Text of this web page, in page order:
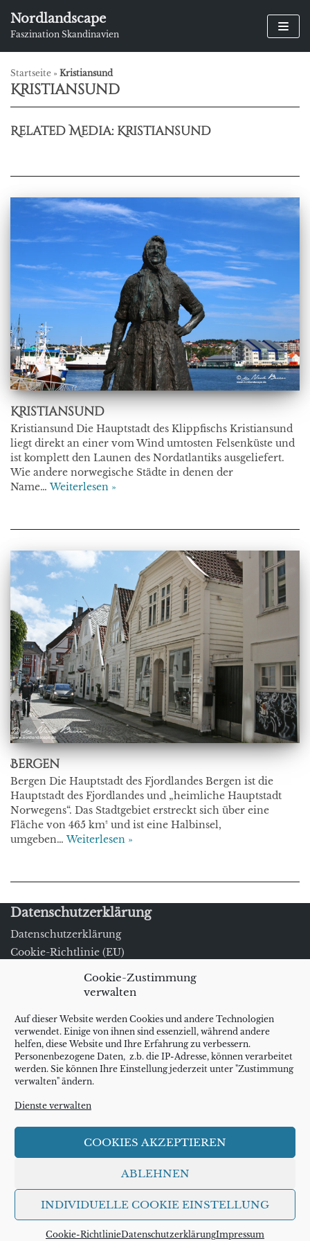
Cookie-Zustimmung
verwalten
Auf dieser Website werden Cookies und andere Technologien
verwendet. Einige von ihnen sind essenziell, während andere
helfen, diese Website und Ihre Erfahrung zu verbessern.
Personenbezogene Daten, z.b. die IP-Adresse, können verarbeitet
werden. Sie können Ihre Einstellung jederzeit unter "Zustimmung
verwalten" ändern.
Dienste verwalten
COOKIES AKZEPTIEREN
ABLEHNEN
INDIVIDUELLE COOKIE EINSTELLUNG
Cookie-RichtlinieDatenschutzerklärungImpressum
Zum
Inhalt
Nordlandscape
Faszination Skandinavien
Startseite » Kristiansund
Kristiansund
Related Media: Kristiansund
Kristiansund
Kristiansund Die Hauptstadt des Klippfischs Kristiansund
liegt direkt an einer vom Wind umtosten Felsenküste und
ist komplett den Launen des Nordatlantiks ausgeliefert.
Wie andere norwegische Städte in denen der
Name…Weiterlesen »
Bergen
Bergen Die Hauptstadt des Fjordlandes Bergen ist die
Hauptstadt des Fjordlandes und „heimliche Hauptstadt
Norwegens“. Das Stadtgebiet erstreckt sich über eine
Fläche von 465 km² und ist eine Halbinsel,
umgeben…Weiterlesen »
Datenschutzerklärung
Datenschutzerklärung
Cookie-Richtlinie (EU)
Impressum/Kontakt
Kontakt
Schlagwörter
Adlerstraße Althing Atlanterhavsveien Atlantikstraße
Atlantikweg Aurora Borealis Bergen Briksdalsbreen
Dänemark
Gletscher Gulathing
Kristiansund Kråkenes Kråkenes Fyr
Leuchtturm
Nordische
Mythologie Sagen
Norwegen Perlan Polarlicht Polarlichter
Ramnaflóke Reykjavik Ryvarden Fyr sju søstre Skagen Stadhavet
Tulirepo Utvær Ørnevegen